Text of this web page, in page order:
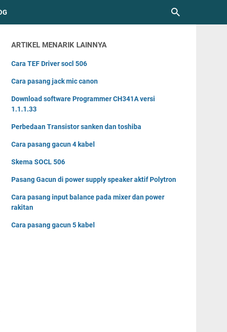
ARTIKEL MENARIK LAINNYA
Cara TEF Driver socl 506
Cara pasang jack mic canon
Download software Programmer CH341A versi
1.1.1.33
Perbedaan Transistor sanken dan toshiba
Cara pasang gacun 4 kabel
Skema SOCL 506
Pasang Gacun di power supply speaker aktif Polytron
Cara pasang input balance pada mixer dan power
rakitan
Cara pasang gacun 5 kabel